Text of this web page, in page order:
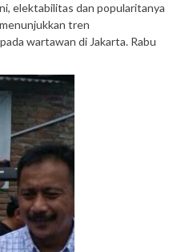
elektabilitas dan popularitanya
tren
wartawan di Jakarta. Rabu